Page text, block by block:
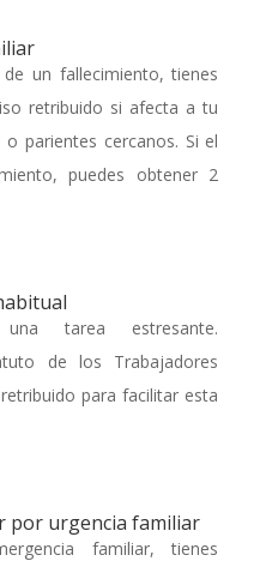
un fallecimiento, tienes
retribuido si afecta a tu
parientes cercanos. Si el
puedes obtener 2
tarea estresante.
de los Trabajadores
para facilitar esta
por urgencia familiar
familiar, tienes